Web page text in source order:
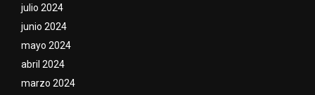
julio 2024
junio 2024
mayo 2024
abril 2024
marzo 2024